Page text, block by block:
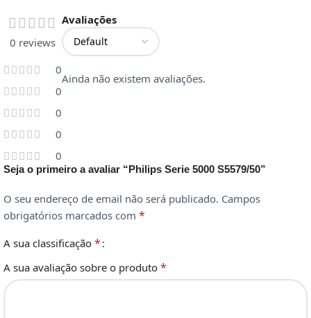
0 reviews
0
0
0
0
0
Avaliações
Ainda não existem avaliações.
Seja o primeiro a avaliar “Philips Serie 5000 S5579/50”
O seu endereço de email não será publicado. Campos
obrigatórios marcados com *
A sua classificação *
A sua avaliação sobre o produto *